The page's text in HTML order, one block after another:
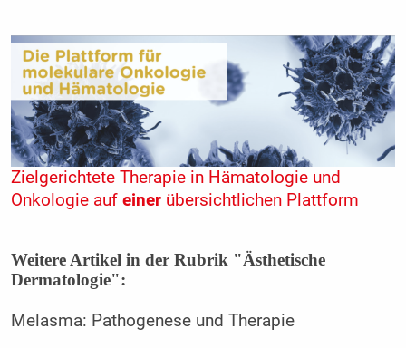
Zielgerichtete Therapie in Hämatologie und
Onkologie auf einerübersichtlichen Plattform
Weitere Artikel in der Rubrik "Ästhetische
Dermatologie":
Melasma: Pathogenese und Therapie